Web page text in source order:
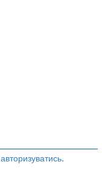
авторизуватись.